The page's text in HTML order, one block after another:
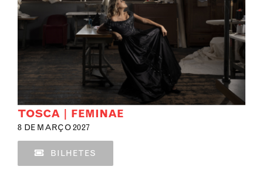
TOSCA | FEMINAE
8 DE MARÇO 2027
BILHETES